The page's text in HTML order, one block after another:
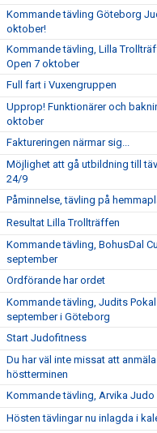
Kommande tävling Göteborg
oktober!
Kommande tävling, Lilla
Open 7 oktober
Full fart i Vuxengruppen
Upprop! Funktionärer och
oktober
Faktureringen närmar sig...
Möjlighet att gå utbildning till
24/9
Påminnelse, tävling på
Resultat Lilla Trollträffen
Kommande tävling, BohusDal
september
Ordförande har ordet
Kommande tävling, Judits
september i Göteborg
Start Judofitness
Du har väl inte missat att
höstterminen
Kommande tävling, Arvika
Hösten tävlingar nu inlagda i